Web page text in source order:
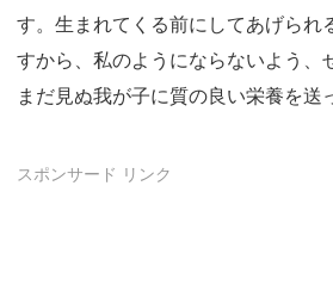
す。生まれてくる前にしてあげられ
すから、私のようにならないよう、
まだ見ぬ我が子に質の良い栄養を送
スポンサード リンク